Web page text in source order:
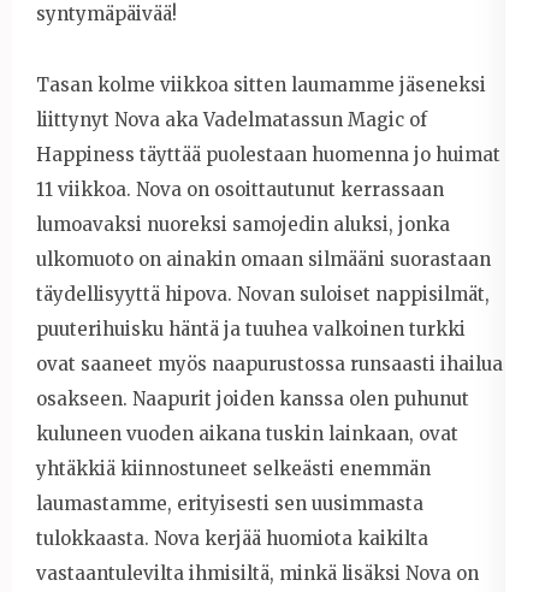
syntymäpäivää!
Tasan kolme viikkoa sitten laumamme jäseneksi
liittynyt Nova aka Vadelmatassun Magic of
Happiness täyttää puolestaan huomenna jo huimat
11 viikkoa. Nova on osoittautunut kerrassaan
lumoavaksi nuoreksi samojedin aluksi, jonka
ulkomuoto on ainakin omaan silmääni suorastaan
täydellisyyttä hipova. Novan suloiset nappisilmät,
puuterihuisku häntä ja tuuhea valkoinen turkki
ovat saaneet myös naapurustossa runsaasti ihailua
osakseen. Naapurit joiden kanssa olen puhunut
kuluneen vuoden aikana tuskin lainkaan, ovat
yhtäkkiä kiinnostuneet selkeästi enemmän
laumastamme, erityisesti sen uusimmasta
tulokkaasta. Nova kerjää huomiota kaikilta
vastaantulevilta ihmisiltä, minkä lisäksi Nova on